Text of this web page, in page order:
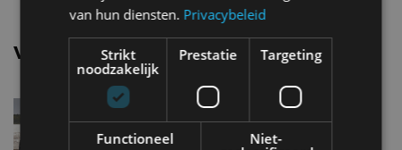
Vergelijkbare uitvoeringen
Zeekr XAWD
van hun diensten. Privacybeleid
Strikt
noodzakelijk
Prestatie Targeting
Functioneel
Niet-